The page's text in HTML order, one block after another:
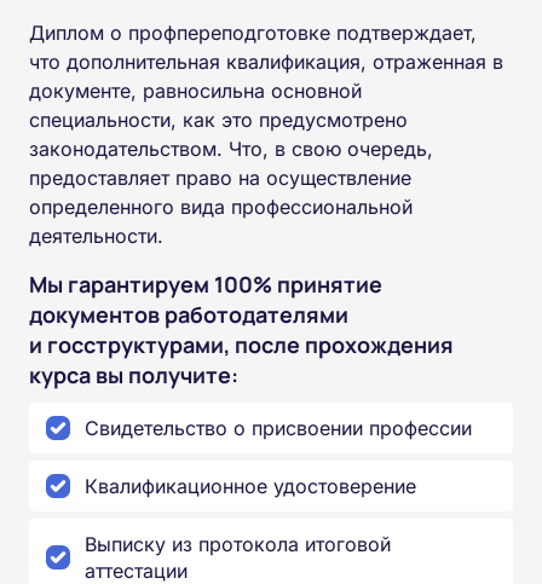
Диплом о профпереподготовке подтверждает,
что дополнительная квалификация, отраженная в
документе, равносильна основной
специальности, как это предусмотрено
законодательством. Что, в свою очередь,
предоставляет право на осуществление
определенного вида профессиональной
деятельности.
Мы гарантируем 100% принятие
документов работодателями
и госструктурами, после прохождения
курса вы получите:
Свидетельство о присвоении профессии
Квалификационное удостоверение
Выписку из протокола итоговой
аттестации